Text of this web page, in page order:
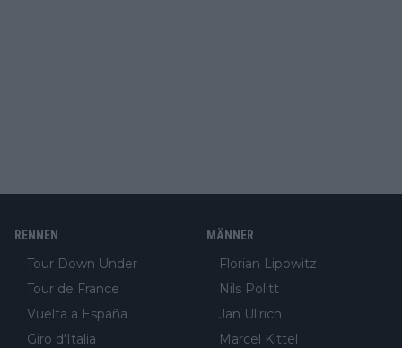
RENNEN
Tour Down Under
Tour de France
Vuelta a España
Giro d'Italia
MÄNNER
Florian Lipowitz
Nils Politt
Jan Ullrich
Marcel Kittel